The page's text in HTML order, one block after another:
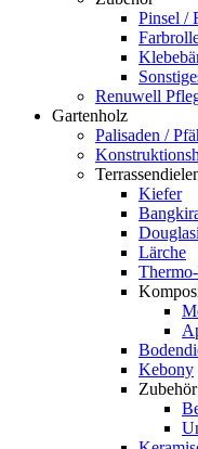
Pinsel /
Renuwell
Gartenholz
Palisaden /
Kiefer
Lärche
Kebony